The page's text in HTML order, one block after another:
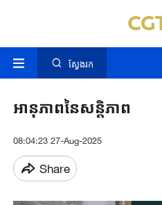
ស្វែងរក
អានុភាពនៃសន្តិភាព
08:04:23 27-Aug-2025
Share